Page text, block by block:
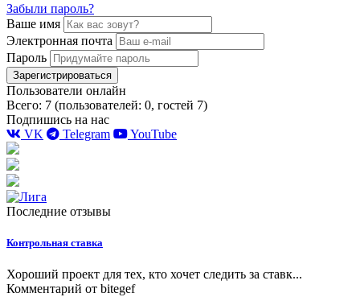
Забыли пароль?
Ваше имя
Электронная почта
Пароль
Зарегистрироваться
Пользователи онлайн
Всего: 7 (пользователей: 0, гостей 7)
Подпишись на нас
VK
Telegram YouTube
Последние отзывы
Контрольная ставка
Хороший проект для тех, кто хочет следить за ставк...
Комментарий от bitegef